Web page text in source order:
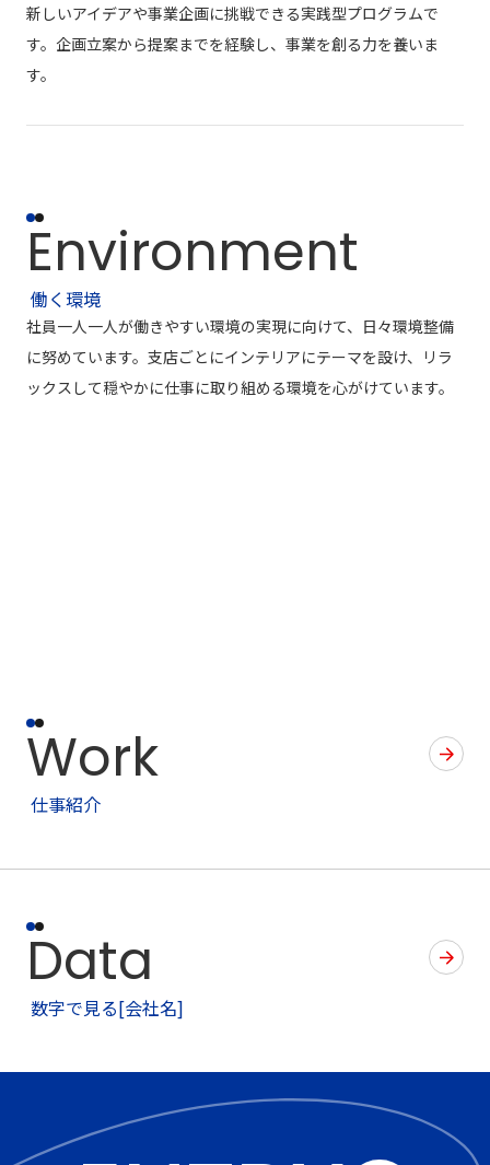
新しいアイデアや事業企画に挑戦できる実践型プログラムで
す。企画立案から提案までを経験し、事業を創る力を養いま
す。
Environment
働く環境
社員一人一人が働きやすい環境の実現に向けて、日々環境整備
に努めています。支店ごとにインテリアにテーマを設け、リラ
ックスして穏やかに仕事に取り組める環境を心がけています。
Work
仕事紹介
Data
数字で見る[会社名]